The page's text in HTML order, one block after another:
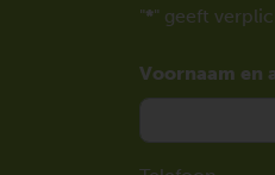
"*" geeft
Voornaam en